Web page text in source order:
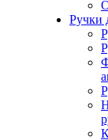
Ручки